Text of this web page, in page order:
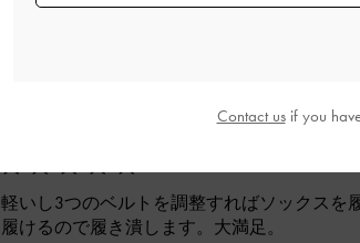
どんな服にも合います
軽いし3つのベルトを調整すればソックスを
履けるので履き潰します。大満足。
Contact usif you